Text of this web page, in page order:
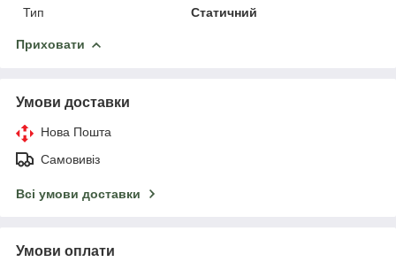
Тип
Статичний
Приховати
Умови доставки
Нова Пошта
Самовивіз
Всі умови доставки
Умови оплати